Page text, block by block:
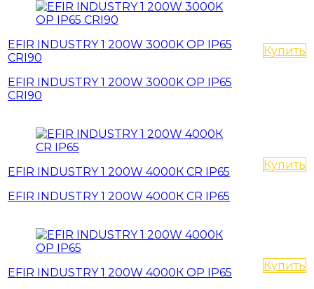
EFIR INDUSTRY 1 200W 3000K OP IP65
CRI90
EFIR INDUSTRY 1 200W 3000K OP IP65
CRI90
Купить
EFIR INDUSTRY 1 200W 4000К CR IP65
EFIR INDUSTRY 1 200W 4000К CR IP65
Купить
EFIR INDUSTRY 1 200W 4000К OP IP65
Купить